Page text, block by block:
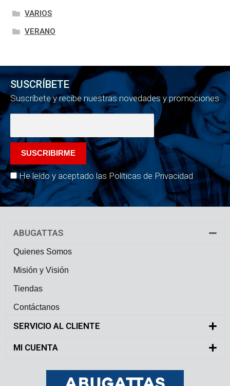
VARIOS
VERANO
SUSCRÍBETE
Suscríbete y recibe nuestras novedades y promociones
He leído y aceptado las Políticas de Privacidad
ABUGATTAS
Quienes Somos
Misión y Visión
Tiendas
Contáctanos
SERVICIO AL CLIENTE
MI CUENTA